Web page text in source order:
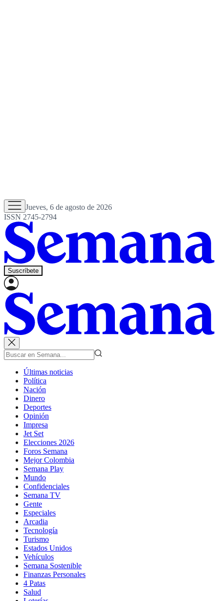
Jueves, 6 de agosto de 2026
ISSN 2745-2794
Suscríbete
Últimas noticias
Política
Nación
Dinero
Deportes
Opinión
Impresa
Jet Set
Elecciones 2026
Foros Semana
Mejor Colombia
Semana Play
Mundo
Confidenciales
Semana TV
Gente
Especiales
Arcadia
Tecnología
Turismo
Estados Unidos
Vehículos
Semana Sostenible
Finanzas Personales
4 Patas
Salud